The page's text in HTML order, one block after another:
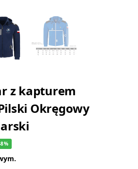
z kapturem
Okręgowy